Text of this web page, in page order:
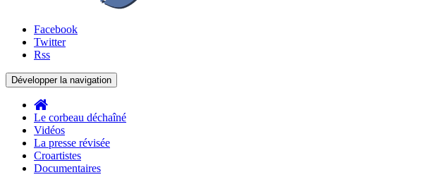
Facebook
Twitter
Rss
Développer la navigation
Le corbeau déchaîné
Vidéos
La presse révisée
Croartistes
Documentaires